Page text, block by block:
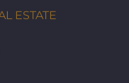
ESTATE